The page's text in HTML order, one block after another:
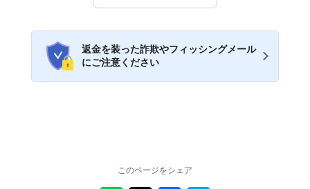
返金を装った詐欺やフィッシングメール
にご注意ください
このページをシェア